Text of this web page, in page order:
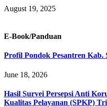
August 19, 2025
E-Book/Panduan
Profil Pondok Pesantren Kab.
June 18, 2026
Hasil Survei Persepsi Anti
Kualitas Pelayanan (SPKP)